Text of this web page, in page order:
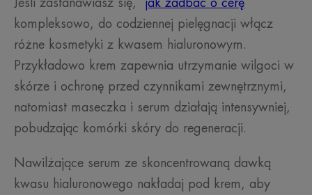
Jeśli zastanawiasz się, jak zadbać o cerę
kompleksowo, do codziennej pielęgnacji włącz
różne kosmetyki z kwasem hialuronowym.
Przykładowo krem zapewnia utrzymanie wilgoci w
skórze i ochronę przed czynnikami zewnętrznymi,
natomiast maseczka i serum działają intensywniej,
pobudzając komórki skóry do regeneracji.
Nawilżające serum ze skoncentrowaną dawką
kwasu hialuronowego nakładaj pod krem, aby